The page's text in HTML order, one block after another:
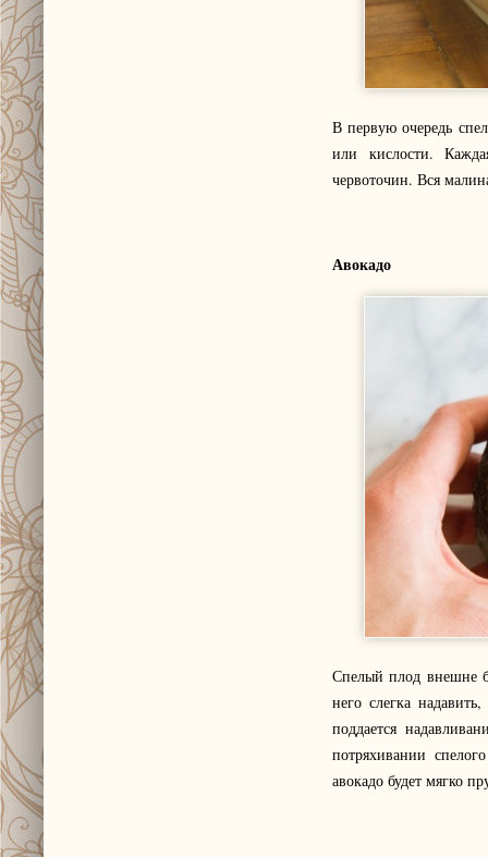
В первую очередь
или кислости.
червоточин. Вся
Авокадо
Спелый плод внешне
него слегка
поддается
потряхивании
авокадо будет мягко